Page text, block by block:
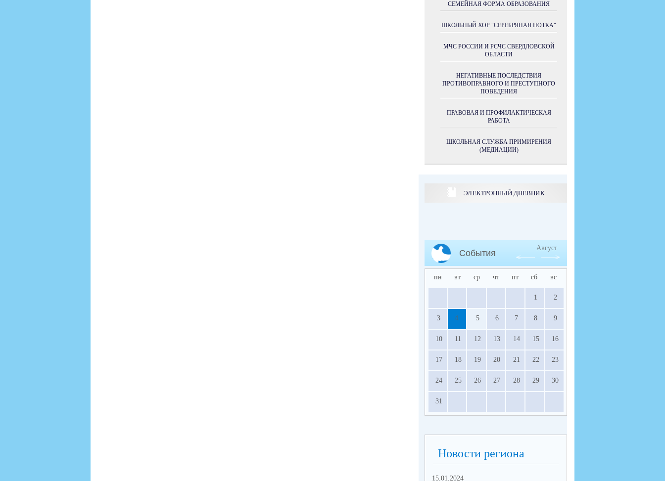
СЕМЕЙНАЯ ФОРМА ОБРАЗОВАНИЯ
ШКОЛЬНЫЙ ХОР "СЕРЕБРЯНАЯ НОТКА"
МЧС РОССИИ И РСЧС СВЕРДЛОВСКОЙ
ОБЛАСТИ
НЕГАТИВНЫЕ ПОСЛЕДСТВИЯ
ПРОТИВОПРАВНОГО И ПРЕСТУПНОГО
ПОВЕДЕНИЯ
ПРАВОВАЯ И ПРОФИЛАКТИЧЕСКАЯ
РАБОТА
ШКОЛЬНАЯ СЛУЖБА ПРИМИРЕНИЯ
(МЕДИАЦИИ)
ЭЛЕКТРОННЫЙ ДНЕВНИК
События
Август
пн вт ср чт пт сб вс
1 2
3 4 5 6 7 8 9
10 11 12 13 14 15 16
17 18 19 20 21 22 23
24 25 26 27 28 29 30
31
Новости региона
15.01.2024